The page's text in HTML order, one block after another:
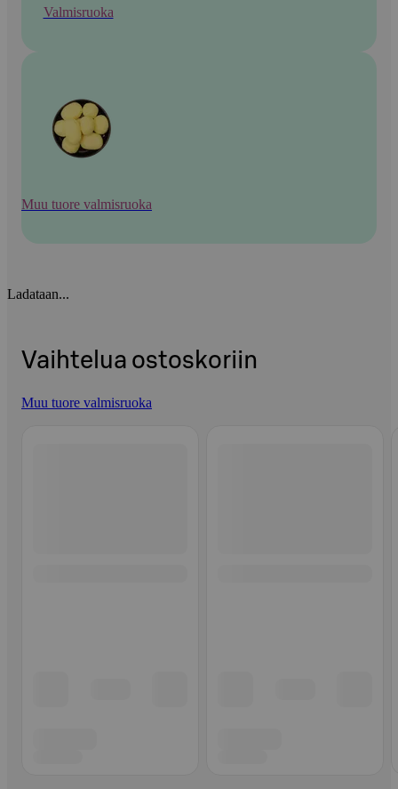
Valmisruoka
Muu tuore valmisruoka
Ladataan...
Vaihtelua ostoskoriin
Muu tuore valmisruoka